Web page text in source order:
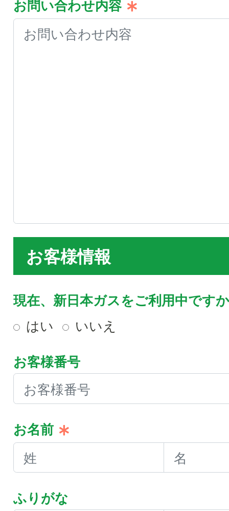
お問い合わせ内容
お客様情報
現在、新日本ガスをご利用中です
はい いいえ
お客様番号
お名前
ふりがな